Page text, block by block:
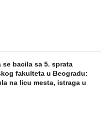
se bacila sa 5. sprata
fakulteta u Beogradu:
na licu mesta, istraga u